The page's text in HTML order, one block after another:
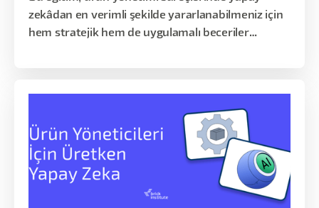
zekâdan en verimli şekilde yararlanabilmeniz için
hem stratejik hem de uygulamalı beceriler
hazırlama ve raporlama, akış haritalama,
otomasyon kurguları, prototipleme ve lansman
öncesi optimizasyon gibi kritik konuları kapsar.